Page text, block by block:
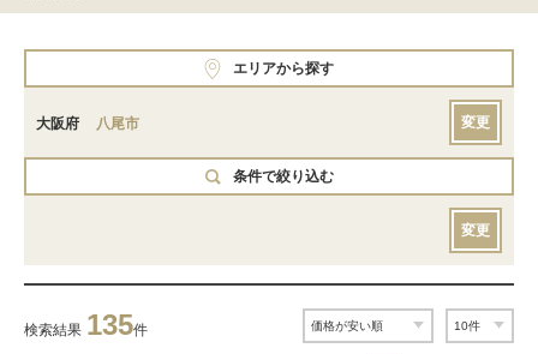
エリアから探す
大阪府 八尾市 変更
条件で絞り込む
変更
検索結果 135件